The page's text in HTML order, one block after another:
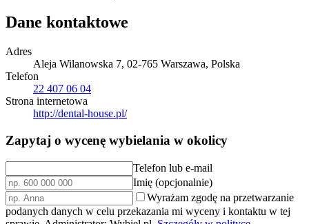
Dane kontaktowe
Adres
Aleja Wilanowska 7, 02-765 Warszawa, Polska
Telefon
22 407 06 04
Strona internetowa
http://dental-house.pl/
Zapytaj o wycenę wybielania w okolicy
Telefon lub e-mail
Imię (opcjonalnie)
Wyrażam zgodę na przetwarzanie
podanych danych w celu przekazania mi wyceny i kontaktu w tej